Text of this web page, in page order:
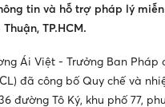
tin và hỗ trợ pháp lý
TP.HCM.
Ái Việt - Trưởng Ban
đã công bố Quy chế và
đường Tô Ký, khu phố 77,